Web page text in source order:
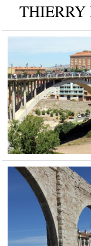
THIERRY